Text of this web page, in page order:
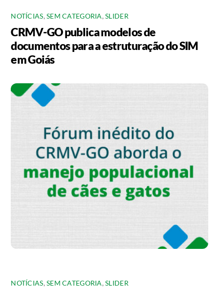
NOTÍCIAS,SEM CATEGORIA,SLIDER
CRMV-GO publica modelos de
documentos para a estruturação do SIM
em Goiás
NOTÍCIAS,SEM CATEGORIA,SLIDER